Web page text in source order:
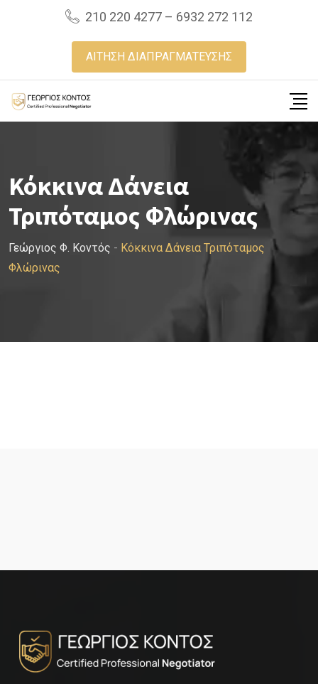
210 220 4277 – 6932 272 112
ΑΙΤΗΣΗ ΔΙΑΠΡΑΓΜΑΤΕΥΣΗΣ
Κόκκινα Δάνεια
Τριπόταμος Φλώρινας
Γεώργιος Φ. Κοντός - Κόκκινα Δάνεια Τριπόταμος
Φλώρινας